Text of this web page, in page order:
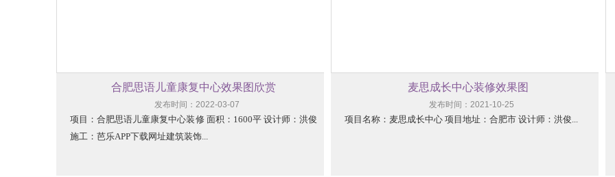
合肥思语儿童康复中心效果图欣赏
发布时间：2022-03-07
项目：合肥思语儿童康复中心装修 面积：1600平 设计师：洪俊
施工：芭乐APP下载网址建筑装饰...
麦思成长中心装修效果图
发布时间：2021-10-25
项目名称：麦思成长中心 项目地址：合肥市 设计师：洪俊...